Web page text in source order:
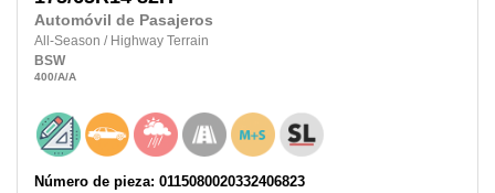
Automóvil de Pasajeros
All-Season / Highway Terrain
BSW
400/A/A
Número de pieza: 0115080020332406823